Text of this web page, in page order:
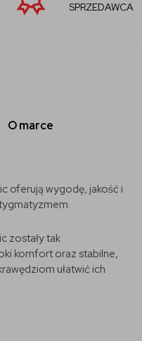
O marce
oferują wygodę, jakość i
zostały tak
komfort oraz stabilne,
ułatwić ich